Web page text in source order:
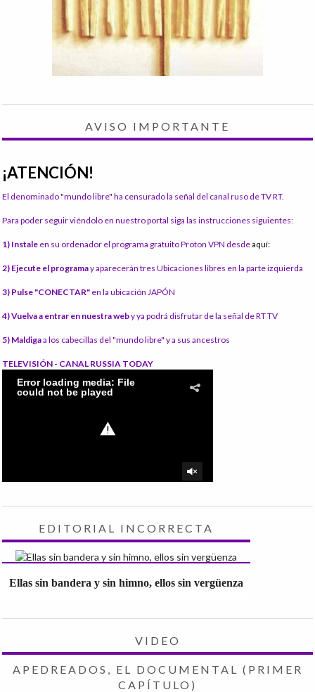
AVISO IMPORTANTE
¡ATENCIÓN!
El denominado "mundo libre" ha censurado la señal del canal ruso de TV RT.
Para poder seguir viéndolo en nuestro portal siga las instrucciones siguientes:
1) Instale en su ordenador el programa gratuito Proton VPN desdeaquí:
2) Ejecute el programay aparecerán tres Ubicaciones libres en la parte izquierda
3) Pulse "CONECTAR" en la ubicación JAPÓN
4) Vuelva a entrar en nuestra weby ya podrá disfrutar de la señal de RT TV
5) Maldigaa los cabecillas del "mundo libre" y a sus ancestros
TELEVISIÓN - CANAL RUSSIA TODAY
EDITORIAL INCORRECTA
Ellas sin bandera y sin himno, ellos sin vergüenza
VIDEO
APEDREADOS, EL DOCUMENTAL (PRIMER
CAPÍTULO)